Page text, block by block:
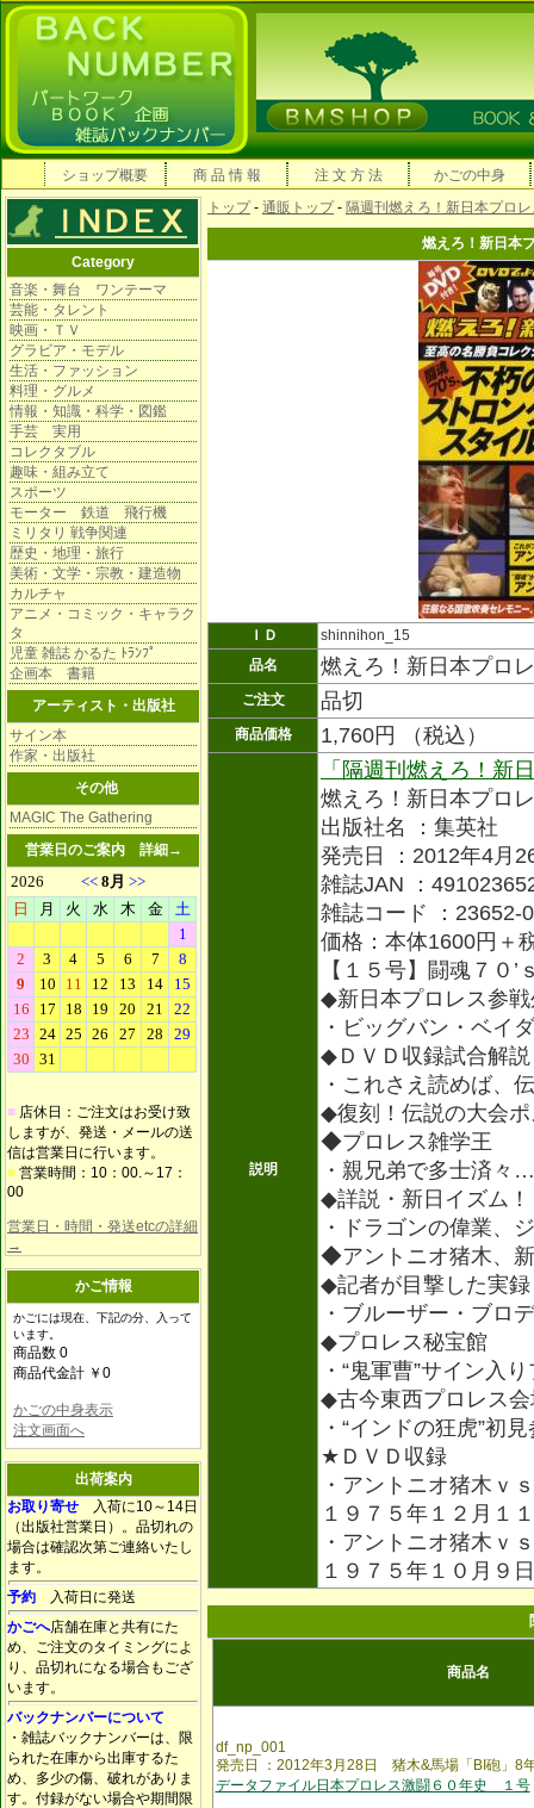
ショップ概要 商 品 情 報 注 文 方 法 かごの中身
Category
音楽・舞台 ワンテーマ
芸能・タレント
映画・ＴＶ
グラビア・モデル
生活・ファッション
料理・グルメ
情報・知識・科学・図鑑
手芸 実用
コレクタブル
趣味・組み立て
スポーツ
モーター 鉄道 飛行機
ミリタリ 戦争関連
歴史・地理・旅行
美術・文学・宗教・建造物
カルチャ
アニメ・コミック・キャラク
タ
児童 雑誌 かるた ﾄﾗﾝﾌﾟ
企画本 書籍
アーティスト・出版社
サイン本
作家・出版社
その他
MAGIC The Gathering
営業日のご案内 詳細→
■ 店休日：ご注文はお受け致
しますが、発送・メールの送
信は営業日に行います。
■ 営業時間：10：00.～17：
00
営業日・時間・発送etcの詳細
→
かご情報
かごには現在、下記の分、入って
います。
商品数 0
商品代金計 ￥0
かごの中身表示
注文画面へ
出荷案内
お取り寄せ 入荷に10～14日
（出版社営業日）。品切れの
場合は確認次第ご連絡いたし
ます。
予約 入荷日に発送
かごへ店舗在庫と共有にた
め、ご注文のタイミングによ
り、品切れになる場合もござ
います。
バックナンバーについて
・雑誌バックナンバーは、限
られた在庫から出庫するた
め、多少の傷、破れがありま
す。付録がない場合や期間限
トップ- 通販トップ- 隔週刊燃えろ！新日本プロ
燃えろ！新日
ＩＤ
shinnihon_15
品名
燃えろ！新日本プ
ご注文 品切
商品価格 1,760円 （税込）
説明
「隔週刊燃えろ！新
燃えろ！新日本プロ
出版社名 ：集英社
発売日 ：2012年4月
雑誌JAN ：
雑誌コード ：23652-
価格：本体1600円＋
【１５号】闘魂７０
◆新日本プロレス参
・ビッグバン・ベイ
◆ＤＶＤ収録試合解説
・これさえ読めば、
◆復刻！伝説の大会
◆プロレス雑学王
・親兄弟で多士済々
◆詳説・新日イズム！
・ドラゴンの偉業、
◆アントニオ猪木、
◆記者が目撃した実
・ブルーザー・ブロ
◆プロレス秘宝館
・“鬼軍曹”サイン入
◆古今東西プロレス
・“インドの狂虎”初
★ＤＶＤ収録
・アントニオ猪木ｖ
１９７５年１２月１
・アントニオ猪木ｖ
１９７５年１０月９
商品名
df_np_001
発売日 ：2012年3月28日 猪木&馬場「BI砲」8
データファイル日本プロレス激闘６０年史 １号